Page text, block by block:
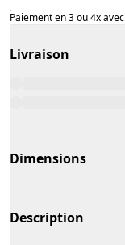
Paiement en 3 ou 4x avec
Livraison
Dimensions
Description